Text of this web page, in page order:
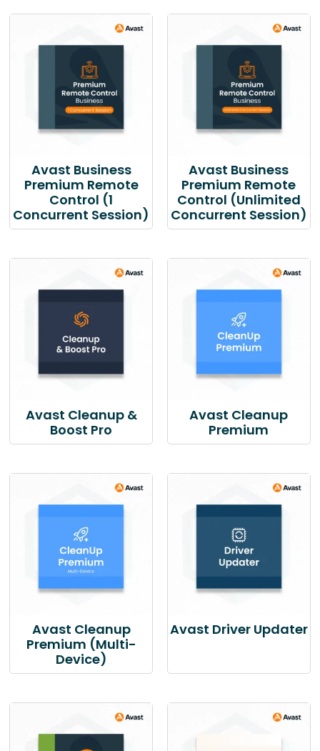
Avast Business
Premium Remote
Control (1
Concurrent Session)
Avast Business
Premium Remote
Control (Unlimited
Concurrent Session)
Avast Cleanup &
Boost Pro
Avast Cleanup
Premium
Avast Cleanup
Premium (Multi-
Device)
Avast Driver Updater